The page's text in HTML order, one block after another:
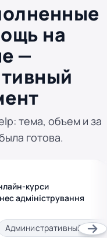
на
—
тема, объем и за
готова.
курси
адміністрування
Административный